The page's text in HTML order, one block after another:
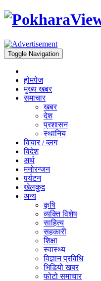
Toggle Navigation
होमपेज
मुख्य खबर
समाचार
खबर
देश
प्रशासन
स्थानिय
विचार / ब्लग
विदेश
अर्थ
मनोरन्जन
पर्यटन
खेलकुद
अन्य
कृषि
व्यक्ति विशेष
साहित्य
सहकारी
शिक्षा
स्वास्थ्य
विज्ञान प्रविधि
भिडियो खबर
फोटो समाचार